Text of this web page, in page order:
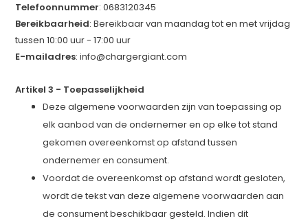
Telefoonnummer: 0683120345
Bereikbaarheid: Bereikbaar van maandag tot en met vrijdag
tussen 10:00 uur - 17:00 uur
E-mailadres:info@chargergiant.com
Artikel 3 - Toepasselijkheid
Deze algemene voorwaarden zijn van toepassing op
elk aanbod van de ondernemer en op elke tot stand
gekomen overeenkomst op afstand tussen
ondernemer en consument.
Voordat de overeenkomst op afstand wordt gesloten,
wordt de tekst van deze algemene voorwaarden aan
de consument beschikbaar gesteld. Indien dit